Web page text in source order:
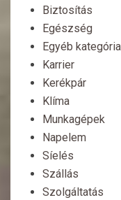
Biztosítás
Egészség
Egyéb kategória
Karrier
Kerékpár
Klíma
Munkagépek
Napelem
Síelés
Szállás
Szolgáltatás